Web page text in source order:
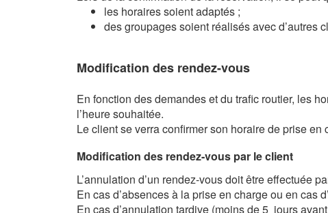
les horaires soient adaptés ;
des groupages soient réalisés avec d’autres
Modification des rendez-vous
En fonction des demandes et du trafic routier, les
l’heure souhaitée.
Le client se verra confirmer son horaire de prise
Modification des rendez-vous par le client
L’annulation d’un rendez-vous doit être effectuée
En cas d’absences à la prise en charge ou en
En cas d’annulation tardive (moins de 5 jours